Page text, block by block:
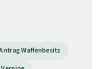
Waffenbesitz